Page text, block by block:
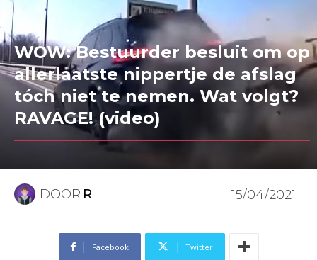
WOW: Bestuurder besluit om op
allerlaatste nippertje de afslag
tóch niet te nemen. Wat volgt?
RAVAGE! (video)
DOOR R 15/04/2021
Facebook Twitter